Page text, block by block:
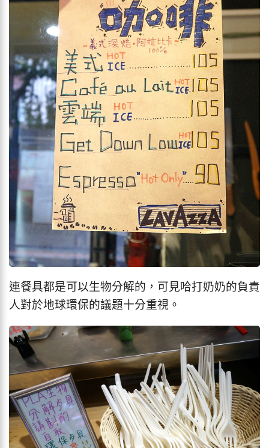
連餐具都是可以生物分解的，可見哈打奶奶的負責
人對於地球環保的議題十分重視。